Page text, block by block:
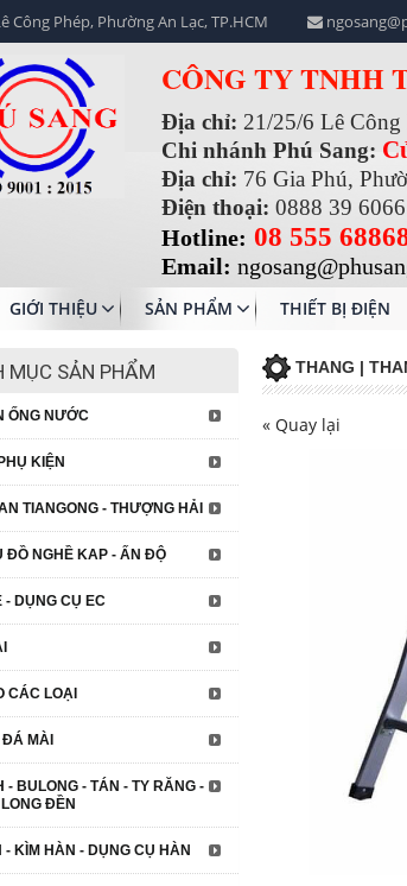
Công Phép, Phường An Lạc, TP.HCM
CÔNG TY TNHH
Địa chỉ: 21/25/6 Lê
Chi nhánh Phú Sang:
Địa chỉ: 76 Gia Phú,
Điện thoại: 0888 39 6066
Hotline: 08 555
Email:
GIỚI THIỆU SẢN PHẨM THIẾT BỊ ĐIỆN
THANG |
« Quay lại
MỤC SẢN PHẨM
ỐNG NƯỚC
KIỆN
TIANGONG - THƯỢNG HẢI
ĐỒ NGHỀ KAP - ẤN ĐỘ
- DỤNG CỤ EC
CÁC LOẠI
MÀI
- BULONG - TÁN - TY RĂNG -
ĐỀN
- KÌM HÀN - DỤNG CỤ HÀN